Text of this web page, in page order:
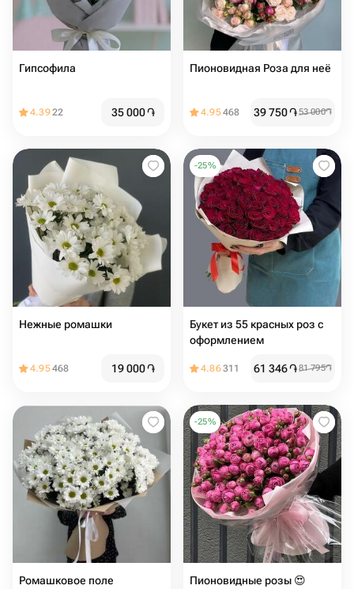
Гипсофила
4.3922 35 000֏
Пионовидная Роза для неё
4.95468 39 750֏53 000֏
Нежные ромашки
4.95468 19 000֏
-25%
Букет из 55 красных роз с
оформлением
4.86311 61 346֏81 795֏
Ромашковое поле
-25%
Пионовидные розы 😍